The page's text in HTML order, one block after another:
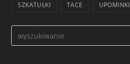
SZKATUŁKI TACE UPOMINKI
Formularz
wyszukiwania